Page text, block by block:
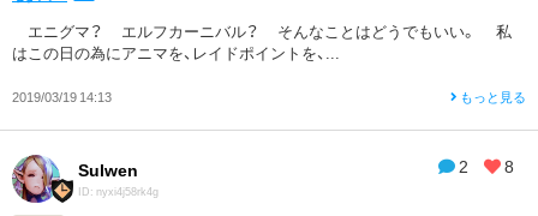
エニグマ？ エルフカーニバル？ そんなことはどうでもいい。 私
はこの日の為にアニマを、レイドポイントを、...
2019/03/19 14:13 もっと見る
2 8
Sulwen
ID: nyxi4j58rk4g